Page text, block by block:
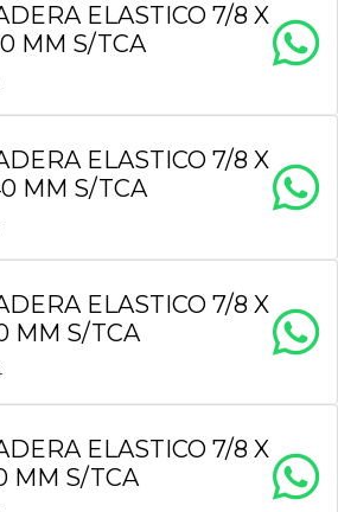
ELASTICO 7/8 X
MM S/TCA
ELASTICO 7/8 X
MM S/TCA
ELASTICO 7/8 X
MM S/TCA
ELASTICO 7/8 X
MM S/TCA